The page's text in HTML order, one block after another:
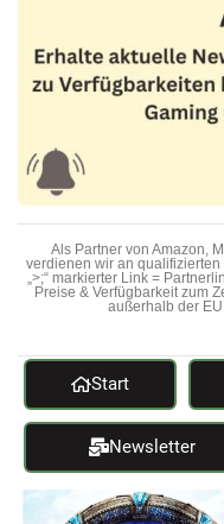
Als Partner von Amazon,
verdienen wir an
„>;“ markierter Link =
Preise & Verfügbarkeit zum
außerhalb der
Start
Newsletter